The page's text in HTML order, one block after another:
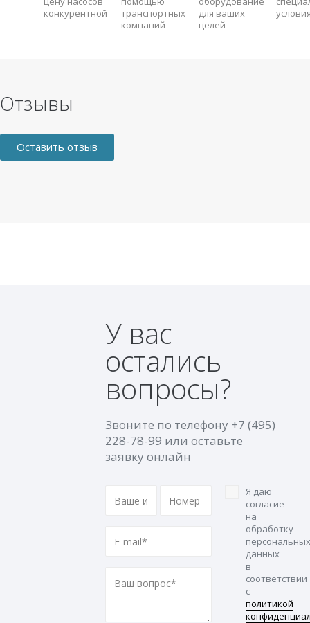
конкурентной
транспортных
компаний
для ваших
целей
Отзывы
Оставить отзыв
У вас
остались
вопросы?
Звоните по телефону +7 (495)
228-78-99 или оставьте
заявку онлайн
Я даю
согласие
на
обработку
персональных
данных
в
соответствии
с
политикой